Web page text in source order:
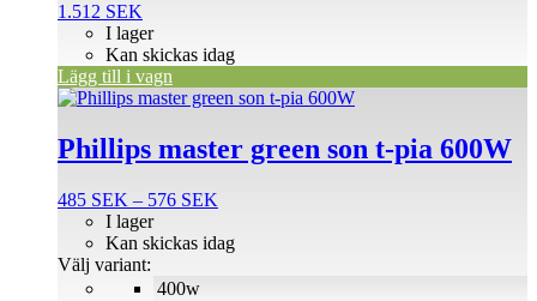
1.512 SEK
I lager
Kan skickas idag
Lägg till i vagn
Phillips master green son t-pia 600W
485 SEK – 576 SEK
till
400w
I lager
Kan skickas idag
Välj variant:
Den
produkten
har
varianter.
olika
alternativen